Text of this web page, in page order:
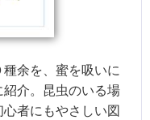
余を、蜜を吸いに
紹介。昆虫のいる場
者にもやさしい図